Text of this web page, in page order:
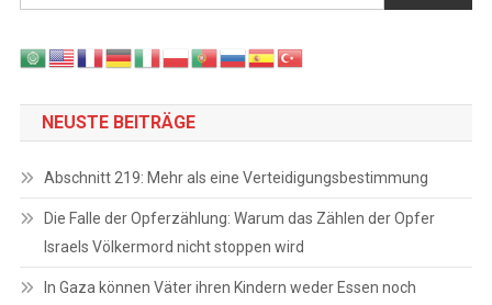
NEUSTE BEITRÄGE
Abschnitt 219: Mehr als eine Verteidigungsbestimmung
Die Falle der Opferzählung: Warum das Zählen der Opfer
Israels Völkermord nicht stoppen wird
In Gaza können Väter ihren Kindern weder Essen noch